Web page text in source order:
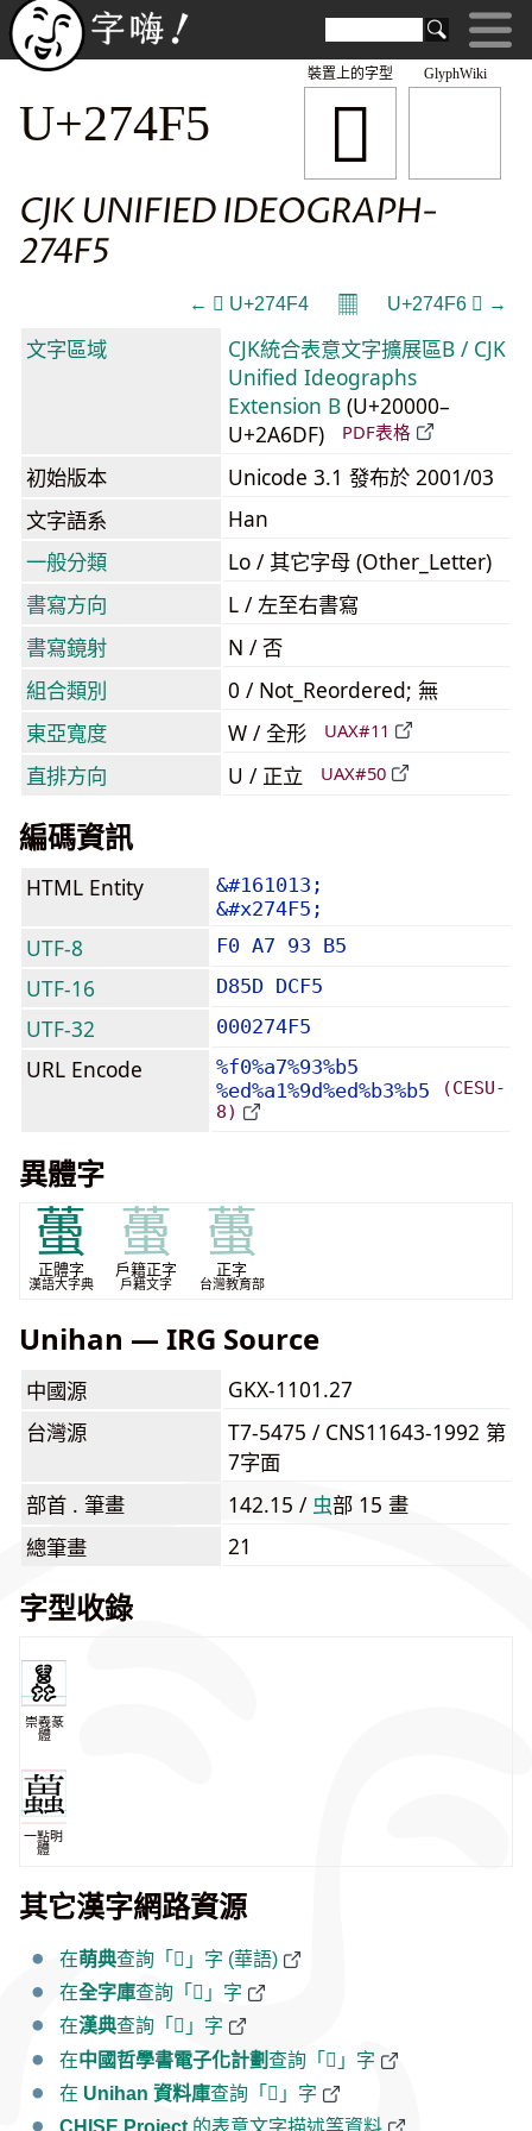
GlyphWiki
𧓵
裝置上的字型
U+274F5
CJK UNIFIED IDEOGRAPH-
274F5
← 𧓴 U+274F4 𝄜 U+274F6 𧓶 →
文字區域
CJK統合表意文字擴展區B / CJK
Unified Ideographs
Extension B (U+20000–
U+2A6DF)
PDF表格
初始版本
Unicode 3.1 發布於 2001/03
文字語系
Han
一般分類
Lo / 其它字母 (Other_Letter)
書寫方向
L / 左至右書寫
書寫鏡射
N / 否
組合類別
0 / Not_Reordered; 無
東亞寬度
W / 全形 UAX#11
直排方向 U / 正立 UAX#50
編碼資訊
HTML Entity
&#161013;
&#x274F5;
UTF-8 F0 A7 93 B5
UTF-16 D85D DCF5
UTF-32 000274F5
URL Encode
%f0%a7%93%b5
%ed%a1%9d%ed%b3%b5
(CESU-
8)
異體字
蠆
正體字
漢語大字典
蠆
戶籍正字
戶籍文字
蠆
正字
台灣教育部
Unihan — IRG Source
中國源
GKX-1101.27
台灣源
T7-5475 / CNS11643-1992 第
7字面
部首 . 筆畫
142.15 / ⾍部 15 畫
總筆畫
21
字型收錄
崇羲篆
體
一點明
體
其它漢字網路資源
在萌典查詢「𧓵」字 (華語)
在全字庫查詢「𧓵」字
在漢典查詢「𧓵」字
在中國哲學書電子化計劃查詢「𧓵」字
在 Unihan 資料庫查詢「𧓵」字
CHISE Project 的表意文字描述等資料